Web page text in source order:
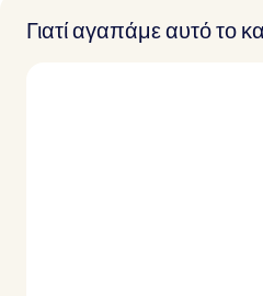
Γιατί αγαπάμε αυτό το